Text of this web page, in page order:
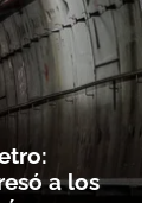
a los